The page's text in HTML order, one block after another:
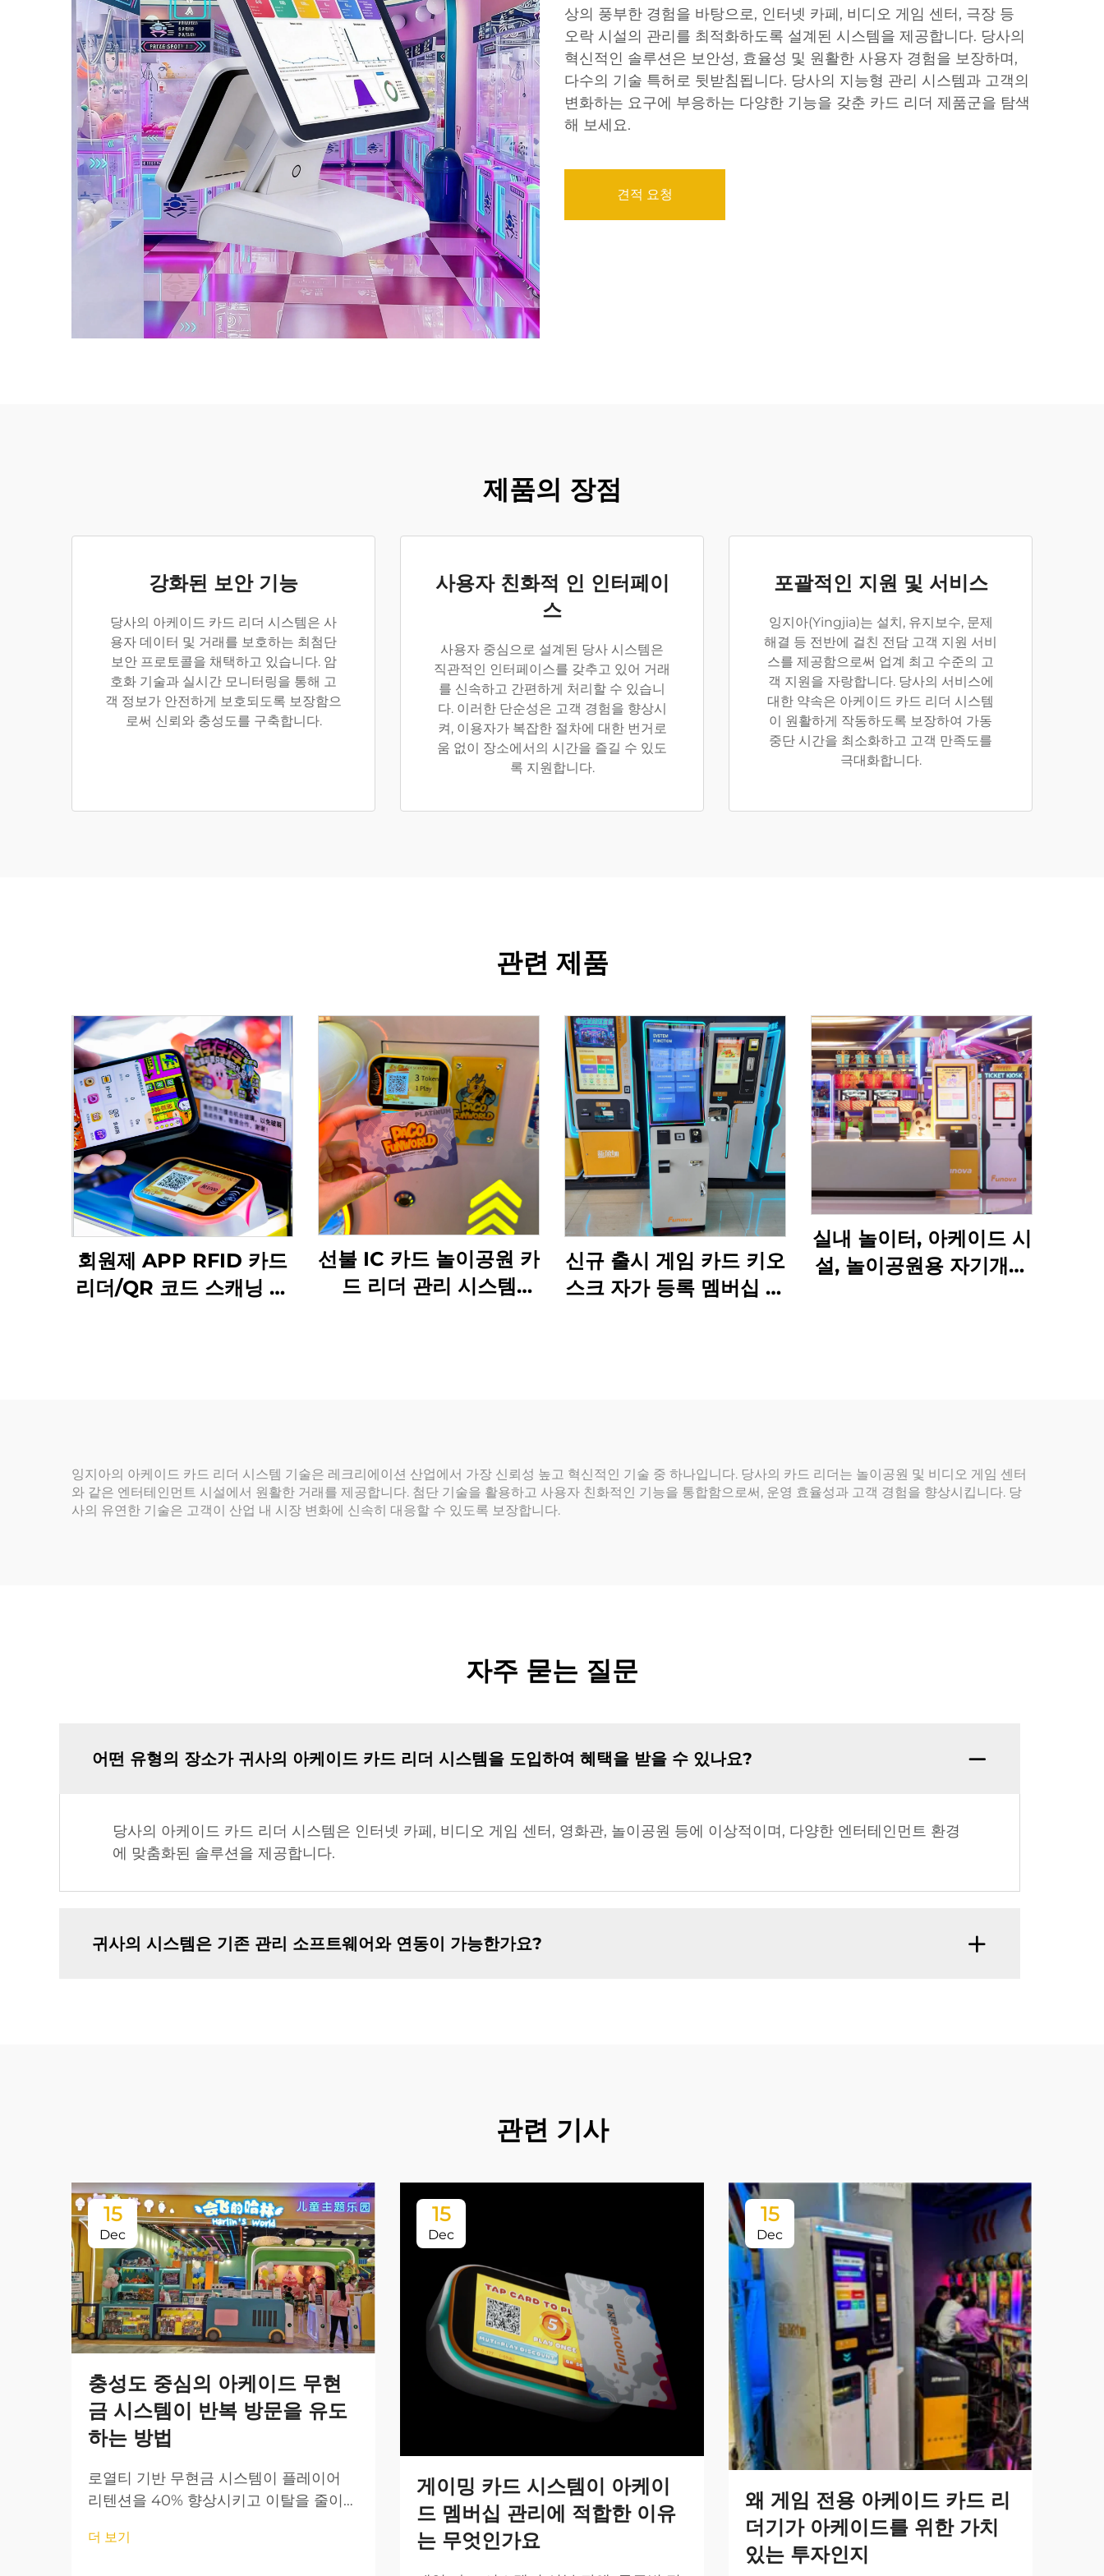
상의 풍부한 경험을 바탕으로, 인터넷 카페, 비디오 게임 센터, 극장 등
오락 시설의 관리를 최적화하도록 설계된 시스템을 제공합니다. 당사의
혁신적인 솔루션은 보안성, 효율성 및 원활한 사용자 경험을 보장하며,
다수의 기술 특허로 뒷받침됩니다. 당사의 지능형 관리 시스템과 고객의
변화하는 요구에 부응하는 다양한 기능을 갖춘 카드 리더 제품군을 탐색
해 보세요.
견적 요청
제품의 장점
강화된 보안 기능
당사의 아케이드 카드 리더 시스템은 사
용자 데이터 및 거래를 보호하는 최첨단
보안 프로토콜을 채택하고 있습니다. 암
호화 기술과 실시간 모니터링을 통해 고
객 정보가 안전하게 보호되도록 보장함으
로써 신뢰와 충성도를 구축합니다.
사용자 친화적 인 인터페이
스
사용자 중심으로 설계된 당사 시스템은
직관적인 인터페이스를 갖추고 있어 거래
를 신속하고 간편하게 처리할 수 있습니
다. 이러한 단순성은 고객 경험을 향상시
켜, 이용자가 복잡한 절차에 대한 번거로
움 없이 장소에서의 시간을 즐길 수 있도
록 지원합니다.
포괄적인 지원 및 서비스
잉지아(Yingjia)는 설치, 유지보수, 문제
해결 등 전반에 걸친 전담 고객 지원 서비
스를 제공함으로써 업계 최고 수준의 고
객 지원을 자랑합니다. 당사의 서비스에
대한 약속은 아케이드 카드 리더 시스템
이 원활하게 작동하도록 보장하여 가동
중단 시간을 최소화하고 고객 만족도를
극대화합니다.
관련 제품
회원제 APP RFID 카드
리더/QR 코드 스캐닝 아
선불 IC 카드 놀이공원 카
드 리더 관리 시스템
신규 출시 게임 카드 키오
스크 자가 등록 멤버십 카
실내 놀이터, 아케이드 시
설, 놀이공원용 자기개발
잉지아의 아케이드 카드 리더 시스템 기술은 레크리에이션 산업에서 가장 신뢰성 높고 혁신적인 기술 중 하나입니다. 당사의 카드 리더는 놀이공원 및 비디오 게임 센터
와 같은 엔터테인먼트 시설에서 원활한 거래를 제공합니다. 첨단 기술을 활용하고 사용자 친화적인 기능을 통합함으로써, 운영 효율성과 고객 경험을 향상시킵니다. 당
사의 유연한 기술은 고객이 산업 내 시장 변화에 신속히 대응할 수 있도록 보장합니다.
자주 묻는 질문
어떤 유형의 장소가 귀사의 아케이드 카드 리더 시스템을 도입하여 혜택을 받을 수 있나요?
당사의 아케이드 카드 리더 시스템은 인터넷 카페, 비디오 게임 센터, 영화관, 놀이공원 등에 이상적이며, 다양한 엔터테인먼트 환경
에 맞춤화된 솔루션을 제공합니다.
귀사의 시스템은 기존 관리 소프트웨어와 연동이 가능한가요?
관련 기사
15
Dec
충성도 중심의 아케이드 무현
금 시스템이 반복 방문을 유도
하는 방법
로열티 기반 무현금 시스템이 플레이어
리텐션을 40% 향상시키고 이탈을 줄이는
화 전략을 확인하고, 자세한 인사이트를
더 보기
15
Dec
게이밍 카드 시스템이 아케이
드 멤버십 관리에 적합한 이유
는 무엇인가요
15
Dec
왜 게임 전용 아케이드 카드 리
더기가 아케이드를 위한 가치
있는 투자인지